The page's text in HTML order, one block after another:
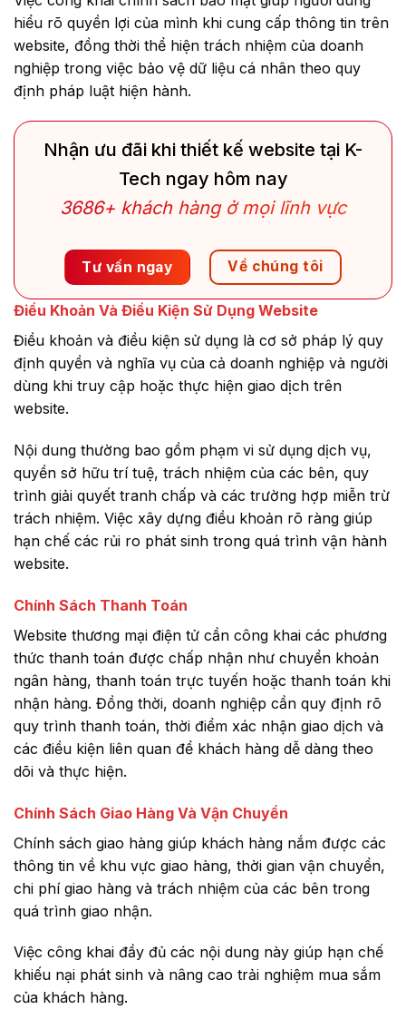
hiểu rõ quyền lợi của mình khi cung cấp thông tin trên
website, đồng thời thể hiện trách nhiệm của doanh
nghiệp trong việc bảo vệ dữ liệu cá nhân theo quy
định pháp luật hiện hành.
Nhận ưu đãi khi thiết kế website tại K-
Tech ngay hôm nay
3686+ khách hàng ở mọi lĩnh vực
Tư vấn ngay Về chúng tôi
Điều Khoản Và Điều Kiện Sử Dụng Website
Điều khoản và điều kiện sử dụng là cơ sở pháp lý quy
định quyền và nghĩa vụ của cả doanh nghiệp và người
dùng khi truy cập hoặc thực hiện giao dịch trên
website.
Nội dung thường bao gồm phạm vi sử dụng dịch vụ,
quyền sở hữu trí tuệ, trách nhiệm của các bên, quy
trình giải quyết tranh chấp và các trường hợp miễn trừ
trách nhiệm. Việc xây dựng điều khoản rõ ràng giúp
hạn chế các rủi ro phát sinh trong quá trình vận hành
website.
Chính Sách Thanh Toán
Website thương mại điện tử cần công khai các phương
thức thanh toán được chấp nhận như chuyển khoản
ngân hàng, thanh toán trực tuyến hoặc thanh toán khi
nhận hàng. Đồng thời, doanh nghiệp cần quy định rõ
quy trình thanh toán, thời điểm xác nhận giao dịch và
các điều kiện liên quan để khách hàng dễ dàng theo
dõi và thực hiện.
Chính Sách Giao Hàng Và Vận Chuyển
Chính sách giao hàng giúp khách hàng nắm được các
thông tin về khu vực giao hàng, thời gian vận chuyển,
chi phí giao hàng và trách nhiệm của các bên trong
quá trình giao nhận.
Việc công khai đầy đủ các nội dung này giúp hạn chế
khiếu nại phát sinh và nâng cao trải nghiệm mua sắm
của khách hàng.